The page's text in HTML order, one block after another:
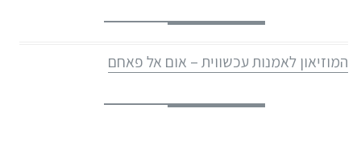
המוזיאון לאמנות עכשווית – אום אל פאחם